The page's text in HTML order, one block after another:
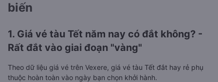
biến
1. Giá vé tàu Tết năm nay có đắt không? -
Rất đắt vào giai đoạn "vàng"
Theo dữ liệu giá vé trên Vexere, giá vé tàu Tết đắt hay rẻ phụ
thuộc hoàn toàn vào ngày bạn chọn khởi hành.